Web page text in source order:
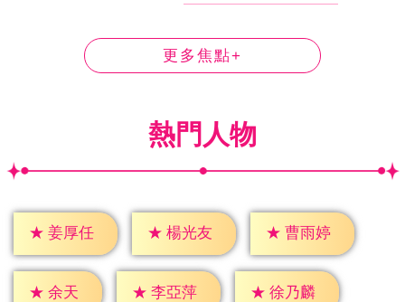
更多焦點+
熱門人物
★ 姜厚任 ★ 楊光友 ★ 曹雨婷
★ 余天 ★ 李亞萍 ★ 徐乃麟